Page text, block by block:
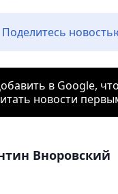
Поделитесь
в Google,
новости
Вноровский